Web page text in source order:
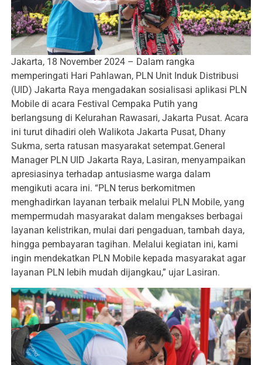
Jakarta, 18 November 2024 – Dalam rangka
memperingati Hari Pahlawan, PLN Unit Induk Distribusi
(UID) Jakarta Raya mengadakan sosialisasi aplikasi PLN
Mobile di acara Festival Cempaka Putih yang
berlangsung di Kelurahan Rawasari, Jakarta Pusat. Acara
ini turut dihadiri oleh Walikota Jakarta Pusat, Dhany
Sukma, serta ratusan masyarakat setempat.General
Manager PLN UID Jakarta Raya, Lasiran, menyampaikan
apresiasinya terhadap antusiasme warga dalam
mengikuti acara ini. “PLN terus berkomitmen
menghadirkan layanan terbaik melalui PLN Mobile, yang
mempermudah masyarakat dalam mengakses berbagai
layanan kelistrikan, mulai dari pengaduan, tambah daya,
hingga pembayaran tagihan. Melalui kegiatan ini, kami
ingin mendekatkan PLN Mobile kepada masyarakat agar
layanan PLN lebih mudah dijangkau,” ujar Lasiran.